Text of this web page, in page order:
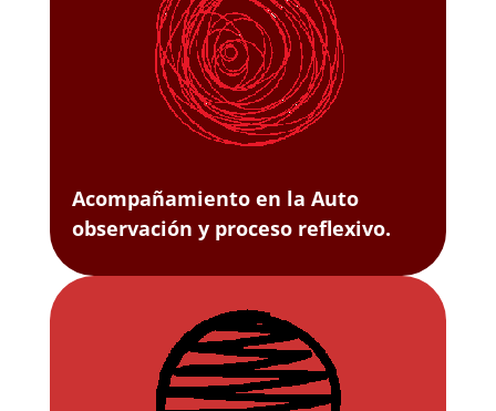
Acompañamiento en la Auto
observación y proceso reflexivo.